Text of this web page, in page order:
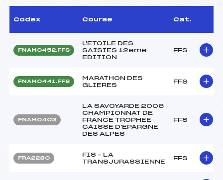
Codex Course Cat.
FNAM0452.FFS
L'ETOILE DES
SAISIES 12eme
EDITION
FFS
FNAM0441.FFS
MARATHON DES
GLIERES
FFS
FNAM0403
LA SAVOYARDE 2006
CHAMPIONNAT DE
FRANCE TROPHEE
CAISSE D'EPARGNE
DES ALPES
FFS
FRA2280
FIS – LA
TRANSJURASSIENNE
FFS